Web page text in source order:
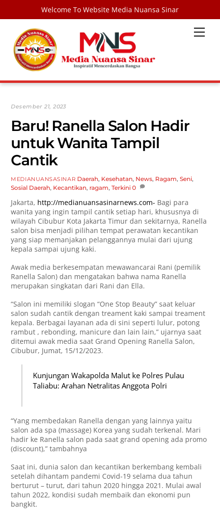
Welcome To Website Media Nuansa Sinar
content
Desember 21, 2023
Baru! Ranella Salon Hadir
untuk Wanita Tampil
Cantik
MEDIANUANSASINAR Daerah, Kesehatan, News, Ragam,Seni,
Sosial Daerah, Kecantikan, ragam,Terkini 0
Jakarta, http://medianuansasinarnews.com- Bagi para
wanita yang ingin tampil cantik setiap hari, khususnya di
wilayah Cibubur Kota Jakarta Timur dan sekitarnya, Ranella
salon bisa menjadi pilihan tempat perawatan kecantikan
yang siap memanjakan pelanggannya mulai dari ujung
kepala sampai ujung kaki.
Awak media berkesempatan mewawancarai Rani (pemilik
Ranella Salon) dan mengatakan bahwa nama Ranella
merupakan singkatan dari Rani dan Ella.
“Salon ini memiliki slogan “One Stop Beauty” saat keluar
salon sudah cantik dengan treament kaki sampai treament
kepala. Berbagai layanan ada di sini seperti lulur, potong
rambut , rebonding, manicure dan lain lain,” ujarnya saat
ditemui awak media saat Grand Opening Ranella Salon,
Cibubur, Jumat, 15/12/2023.
Kunjungan Wakapolda Malut ke Polres Pulau
Taliabu: Arahan Netralitas Anggota Polri
“Yang membedakan Ranella dengan yang lainnya yaitu
salon ada spa (massage) Korea yang sudah terkenal. Mari
hadir ke Ranella salon pada saat grand opening ada promo
(discount),” tambahnya
Saat ini, dunia salon dan kecantikan berkembang kembali
setelah dihantam pandemi Covid-19 selama dua tahun
berturut – turut, dari tahun 2020 hingga 2021. Mulai awal
tahun 2022, kondisi sudah membaik dan ekonomi pun
bangkit.